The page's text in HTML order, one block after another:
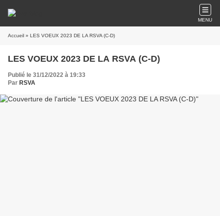
MENU
Accueil » LES VOEUX 2023 DE LA RSVA (C-D)
LES VOEUX 2023 DE LA RSVA (C-D)
Publié le 31/12/2022 à 19:33
Par RSVA